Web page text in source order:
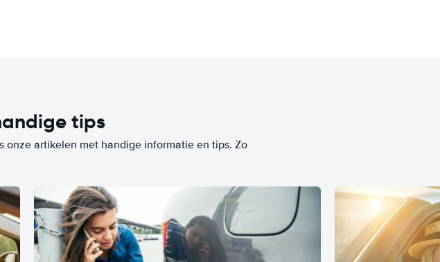
tips
onze artikelen met handige informatie en tips. Zo